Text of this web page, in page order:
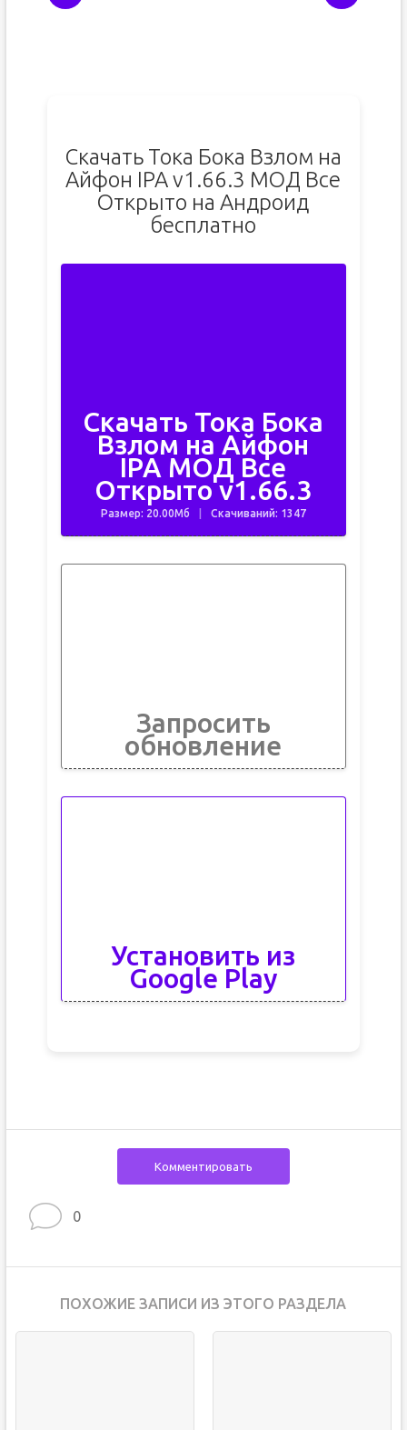
Скачать Тока Бока Взлом на
Айфон IPA v1.66.3 МОД Все
Открыто на Андроид
бесплатно
Скачать Тока Бока
Взлом на Айфон
IPA МОД Все
Открыто v1.66.3
Размер: 20.00Мб Скачиваний: 1347
Запросить
обновление
Установить из
Google Play
Комментировать
0
ПОХОЖИЕ ЗАПИСИ ИЗ ЭТОГО РАЗДЕЛА